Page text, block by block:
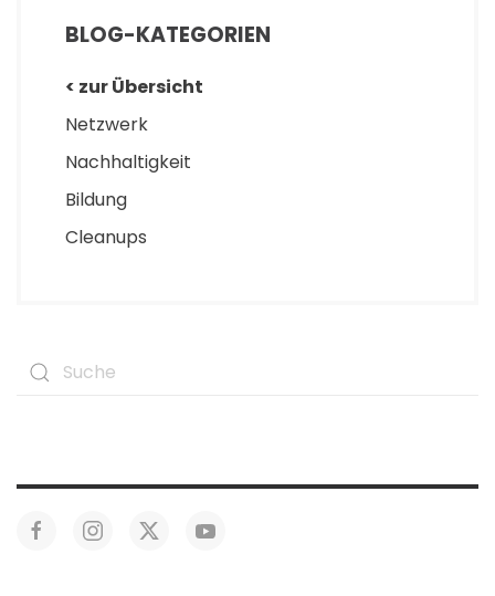
BLOG-KATEGORIEN
< zur Übersicht
Netzwerk
Nachhaltigkeit
Bildung
Cleanups